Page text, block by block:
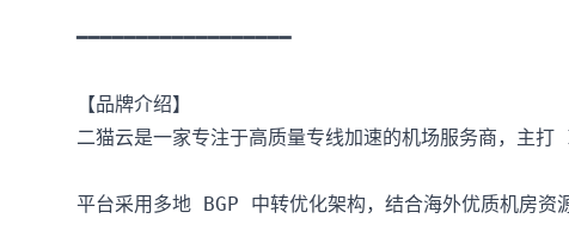
━━━━━━━━━━━━━━━━━━
【品牌介绍】
二猫云是一家专注于高质量专线加速的机场服务商，主
平台采用多地 BGP 中转优化架构，结合海外优质机房资